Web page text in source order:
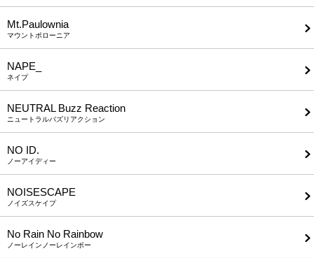
Mt.Paulownia
マウントポローニア
NAPE_
ネイプ
NEUTRAL Buzz Reaction
ニュートラルバズリアクション
NO ID.
ノーアイディー
NOISESCAPE
ノイズスケイプ
No Rain No Rainbow
ノーレインノーレインボー